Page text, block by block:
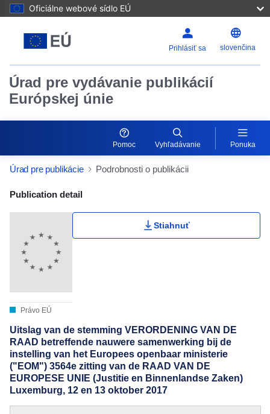
Oficiálne webové sídlo EÚ
Prihlásiť sa slovenčina
Úrad pre vydávanie publikácií
Európskej únie
Pomoc Vyhľadávanie Ponuka
Úrad pre publikácie Podrobnosti o publikácii
Publication Detail Actions Portlet
Publication detail
Právo EÚ
Stiahnuť
Uitslag van de stemming VERORDENING VAN DE
RAAD betreffende nauwere samenwerking bij de
instelling van het Europees openbaar ministerie
("EOM") 3564e zitting van de RAAD VAN DE
EUROPESE UNIE (Justitie en Binnenlandse Zaken)
Luxemburg, 12 en 13 oktober 2017